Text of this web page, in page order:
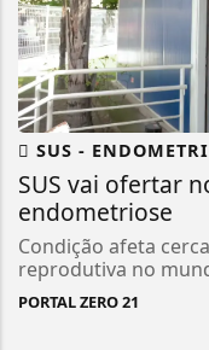
SUS -
SUS vai ofertar
endometriose
Condição afeta
reprodutiva no
PORTAL ZERO 21